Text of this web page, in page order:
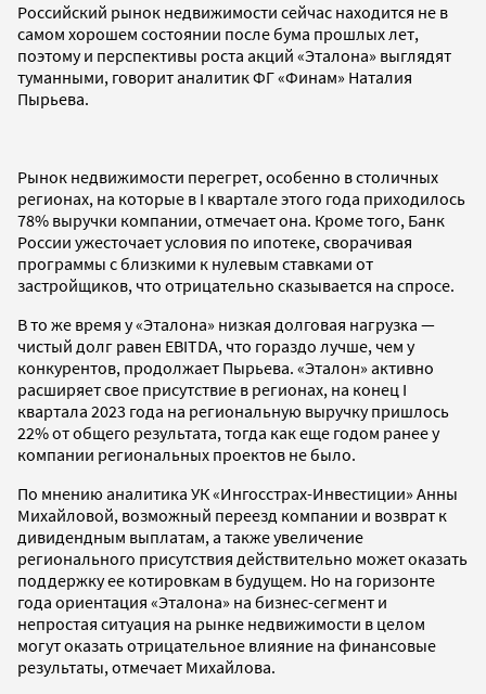
Российский рынок недвижимости сейчас находится не в
самом хорошем состоянии после бума прошлых лет,
поэтому и перспективы роста акций «Эталона» выглядят
туманными, говорит аналитик ФГ «Финам» Наталия
Пырьева.
Рынок недвижимости перегрет, особенно в столичных
регионах, на которые в I квартале этого года приходилось
78% выручки компании, отмечает она. Кроме того, Банк
России ужесточает условия по ипотеке, сворачивая
программы с близкими к нулевым ставками от
застройщиков, что отрицательно сказывается на спросе.
В то же время у «Эталона» низкая долговая нагрузка —
чистый долг равен EBITDA, что гораздо лучше, чем у
конкурентов, продолжает Пырьева. «Эталон» активно
расширяет свое присутствие в регионах, на конец I
квартала 2023 года на региональную выручку пришлось
22% от общего результата, тогда как еще годом ранее у
компании региональных проектов не было.
По мнению аналитика УК «Ингосстрах-Инвестиции» Анны
Михайловой, возможный переезд компании и возврат к
дивидендным выплатам, а также увеличение
регионального присутствия действительно может оказать
поддержку ее котировкам в будущем. Но на горизонте
года ориентация «Эталона» на бизнес-сегмент и
непростая ситуация на рынке недвижимости в целом
могут оказать отрицательное влияние на финансовые
результаты, отмечает Михайлова.